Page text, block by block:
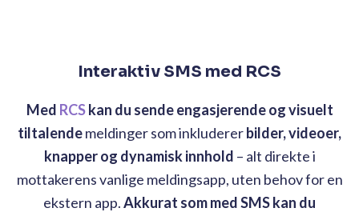
Interaktiv SMS med RCS
Med RCSkan du sende engasjerende og visuelt
tiltalendemeldinger som inkludererbilder, videoer,
knapper og dynamisk innhold – alt direkte i
mottakerens vanlige meldingsapp, uten behov for en
ekstern app.Akkurat som med SMS kan du